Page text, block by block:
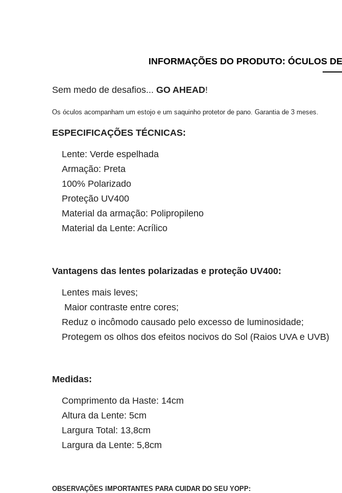
INFORMAÇÕES DO PRODUTO: ÓCULOS
Sem medo de desafios... GO AHEAD!
Os óculos acompanham um estojo e um saquinho protetor de pano. Garantia de 3 meses.
ESPECIFICAÇÕES TÉCNICAS:
Lente: Verde espelhada
Armação: Preta
100% Polarizado
Proteção UV400
Material da armação: Polipropileno
Material da Lente: Acrílico
Vantagens das lentes polarizadas e proteção UV400:
Lentes mais leves;
Maior contraste entre cores;
Reduz o incômodo causado pelo excesso de luminosidade;
Protegem os olhos dos efeitos nocivos do Sol (Raios UVA e UVB)
Medidas:
Comprimento da Haste: 14cm
Altura da Lente: 5cm
Largura Total: 13,8cm
Largura da Lente: 5,8cm
OBSERVAÇÕES IMPORTANTES PARA CUIDAR DO SEU YOPP: